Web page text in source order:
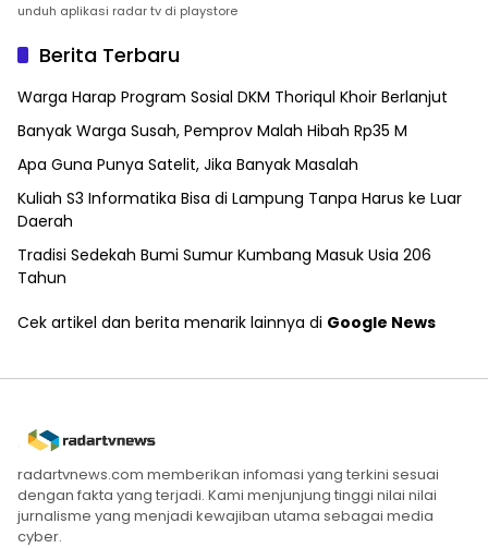
unduh aplikasi radar tv di playstore
Berita Terbaru
Warga Harap Program Sosial DKM Thoriqul Khoir Berlanjut
Banyak Warga Susah, Pemprov Malah Hibah Rp35 M
Apa Guna Punya Satelit, Jika Banyak Masalah
Kuliah S3 Informatika Bisa di Lampung Tanpa Harus ke Luar
Daerah
Tradisi Sedekah Bumi Sumur Kumbang Masuk Usia 206
Tahun
Cek artikel dan berita menarik lainnya di Google News
radartvnews.com memberikan infomasi yang terkini sesuai
dengan fakta yang terjadi. Kami menjunjung tinggi nilai nilai
jurnalisme yang menjadi kewajiban utama sebagai media
cyber.